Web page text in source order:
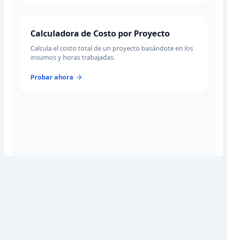
Calculadora de Costo por Proyecto
Calcula el costo total de un proyecto basándote en los
insumos y horas trabajadas.
Probar ahora